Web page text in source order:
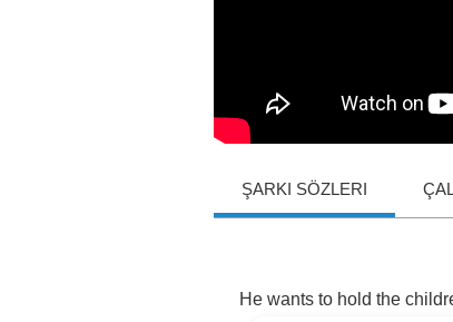
ŞARKI SÖZLERI
He wants to hold the